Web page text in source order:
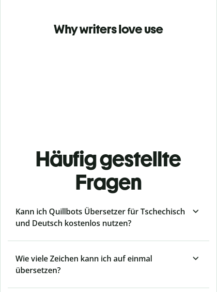
Why writers love use
Häufig gestellte
Fragen
Kann ich Quillbots Übersetzer für Tschechisch
und Deutsch kostenlos nutzen?
Wie viele Zeichen kann ich auf einmal
übersetzen?